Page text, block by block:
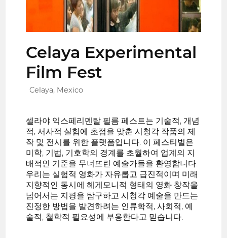
Celaya Experimental
Film Fest
Celaya, Mexico
셀라야 익스페리멘탈 필름 페스트는 기술적, 개념
적, 서사적 실험에 초점을 맞춘 시청각 작품의 제
작 및 전시를 위한 플랫폼입니다. 이 페스티벌은
미학, 기법, 기호학의 경계를 초월하여 업계의 지
배적인 기준을 무너뜨린 예술가들을 환영합니다.
우리는 실험적 영화가 자유롭고 급진적이며 미래
지향적인 동시에 헤게모니적 형태의 영화 창작을
넘어서는 지평을 탐구하고 시청각 예술을 만드는
진정한 방법을 발견하려는 인류학적, 사회적, 예
술적, 철학적 필요성에 부응한다고 믿습니다.